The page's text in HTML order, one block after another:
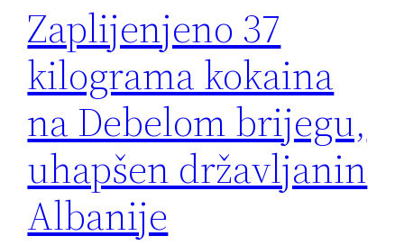
Zaplijenjeno 37
kilograma kokaina
na Debelom brijegu,
uhapšen državljanin
Albanije